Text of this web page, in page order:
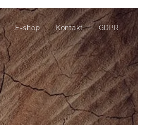
E-shop Kontakt GDPR